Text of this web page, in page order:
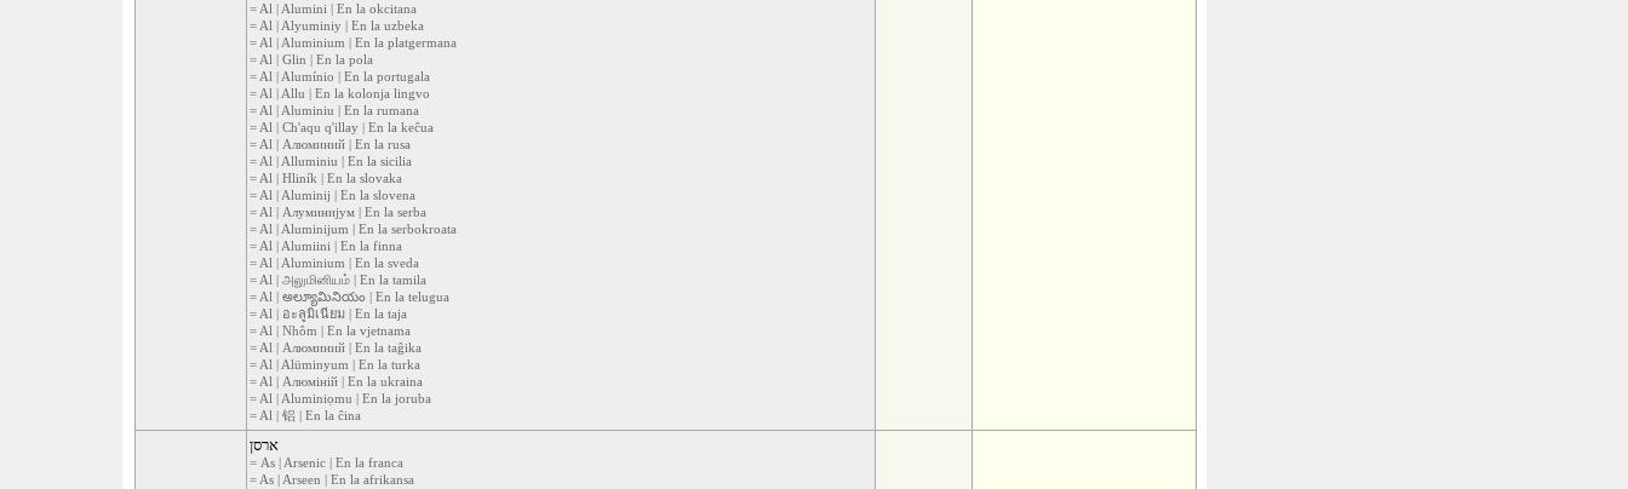
= Al | Alumini | En la okcitana
= Al | Alyuminiy | En la uzbeka
= Al | Aluminium | En la platgermana
= Al | Glin | En la pola
= Al | Alumínio | En la portugala
= Al | Allu | En la kolonja lingvo
= Al | Aluminiu | En la rumana
= Al | Ch'aqu q'illay | En la keĉua
= Al | Алюминий | En la rusa
= Al | Alluminiu | En la sicilia
= Al | Hliník | En la slovaka
= Al | Aluminij | En la slovena
= Al | Алуминијум | En la serba
= Al | Aluminijum | En la serbokroata
= Al | Alumiini | En la finna
= Al | Aluminium | En la sveda
= Al | அலுமினியம் | En la tamila
= Al | అల్యూమినియం | En la telugua
= Al | อะลูมิเนียม | En la taja
= Al | Nhôm | En la vjetnama
= Al | Алюминий | En la taĝika
= Al | Alüminyum | En la turka
= Al | Алюміній | En la ukraina
= Al | Aluminiọmu | En la joruba
= Al | 铝 | En la ĉina
ארסן
= As | Arsenic | En la franca
= As | Arseen | En la afrikansa